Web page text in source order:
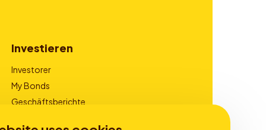
Investieren
Investorer
My Bonds
Geschäftsberichte